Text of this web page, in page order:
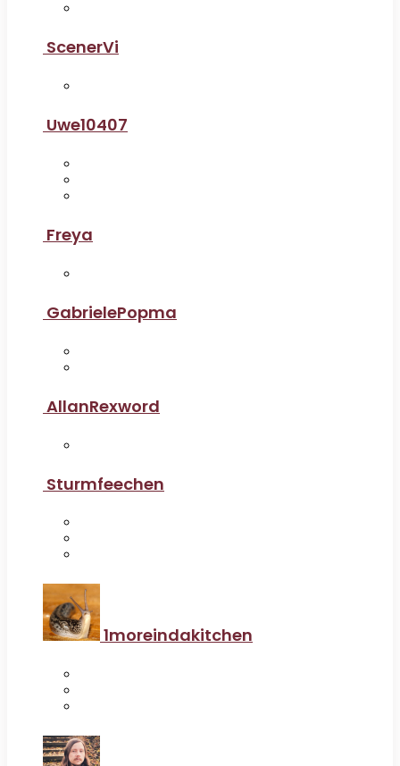
ScenerVi
Uwe10407
Freya
GabrielePopma
AllanRexword
Sturmfeechen
1moreindakitchen